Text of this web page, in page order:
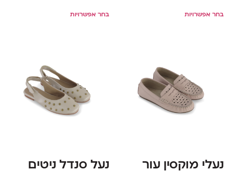
בחר אפשרויות בחר אפשרויות
נעלי מוקסין עור
נעל סנדל ניטים